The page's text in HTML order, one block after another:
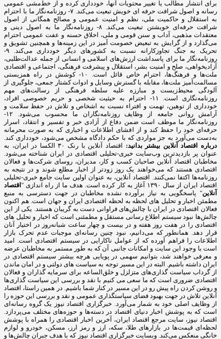
برای انتشار مطالب یا تغییر محتویات آنها، خودداری کرده و از خط‌مشی عمومی
رسانه و اصول شرافت حرفه ای خویش تبعیت می‌کند. ۷- روزنامه‌نگار ما با احترام
به استقلال و حاکمیت ملی، نظم و امنیت عمومی و مصالح همگانی از اصول
شرافت حرفه‌ای خویشتن تبعیت می‌کند. ۸- روزنامه‌نگار ما به اصول دینی و
معتقدات مذهبی، آداب و سنن قومی و ملی، اخلاق حسنه و عفت عمومی احترام
می‌گذارد و از گرایش به تبعیض خصومت آمیز در این زمینه‌ها و همچنین تشویق و
تحریک به جنگ تجاوزکارانه نسبت به کشورهای دیگر خودداری می‌کند. ۹-
روزنامه‌نگار ما برای پاسداشت ارزش‌های اسلامی و انسانی از جمله عدالت‌طلبی،
آزادیخواهی، صلح و امنیت بشر، استقلال و پیشرفت فرهنگی، اجتماعی و اقتصادی
ملت‌ها و فرهنگ‌ها، احترام خاص قائل است. ۱۰- کوشش در راه همزیستی
مسالمت‌آمیز ملت‌ها، مقابله با گسترش وسایل و ادوات کشتار جمعی، جلوگیری از
آلودگی محیط‌زیست و مبارزه علیه سلطه فرهنگی از رسالت‌های مهم
روزنامه‌نگاری است. ۱۱- احترام به حیثیت شخصی و حریم خصوصی افراد،
خودداری از توهین، تهمت و افتراء نسبت به اشخاص و تلاش در حفظ سلامت و
آرامش روانی جامعه از وظایف روزنامه‌نگاران ما محسوب می‌شود. ۱۲-
روزنامه‌نگار ما موظف است ضمن دفاع از آزادی خبر و تفسیر و انتقاد، اسرار
حرفه‌ای خود را حفظ کند و از افشای اطلاعات و اخباری که به صورت محرمانه
به‌دست می‌آورد به جز مواردی که با حکم دادگاه مشخص می‌شود، خودداری کند.
درباره اقتصاد آنلاین بیشتر بدانید:
اقتصاد آنلاین با رنک ۳۰ الکسا در ایران، به
عنوان پر بازدیدترین وب‌سایت خبری-تحلیلی اقتصادی در ایران شناخته می‌شود.
مخاطبان اقتصاد آنلاین صاحبان کسب و کار، مدیران، روسای شرکت‌ها و فعالان
اقتصادی هستند که می‌خواهند یک روز زودتر از اخبار مطلع شوند و در نتیجه به
روزنامه‌ها اکتفا نمی‌کنند. اقتصاد آنلاین، به عنوان اولین سایت جامع خبری-تحلیلی
اقتصاد ایران از سال ۱۳۹۰ آغاز به کار کرده است. هدف ما از راه اندازی "
اقتصاد
آنلاین" پاسخگویی به نیاز برآورده نشده مخاطبان در جهت دسترسی به منبع
مطمئن اخبار و تحلیل های لحظه به لحظه اقتصادی ایران و جهان است. هم اکنون
فعالان اقتصادی در ایران با چالش‌های فراوانی دست به گریبان هستند. یکی از این
چالش‌ها نبود سیستم اطلاع رسانی مستقل و مطمئنی است که اخبار و تحلیل های
اقتصادی را در هفت روز هفته و در بیست و چهار ساعت شبانه‌روز در اختیار آنان
قرار دهد. همانطور که می‌دانیم، نبود چنین رسانه‌ای موجبات عدم تحرک بازار
اطلاعات را فراهم آورده که از عوامل ناکارایی در سیستم اقتصادی است. امید
است با وجود این سایت و امکانات جانبی آن که به طور مستمر به مخاطبان عرضه
و معرفی خواهند شد، بتوانیم سهمی در پویایی هرچه بیشتر سیستم اقتصادی در
ایران داشته باشیم. البته در این مسیر توجه به سیاست های دولتی و در امان ماندن
از گرداب سیاست گذاری‌های متزلزل و خلق‌الساعه برای سرمایه گذاران و فعالان
اقتصادی ضروری است که ما سعی می کنیم با نقد و بررسی این سیاست گذاری‌ها
و روشن کردن راه پیش رو در این مسیر در کنار شما باشیم. در همین راستا، اقتصاد
آنلاین تلاش در جهت بهبود فضای سیاستگذاری عمومی و نقد و بررسی این حوزه را
از وظایف اصلی خود به شمار می‌آورد. خبرگزاری اقتصاد نیوز یک گروه رسانه‌ای
است که به پوشش اخبار دنیای اقتصاد در دسته‌ها و حوزه‌های مختلف می‌پردازد.
اقتصاد نیوز، سایت مرجع اقتصاد ایران، آخرین اخبار اقتصادی را همراه با پوشش
لحظه‌ای قیمت‌ها در بازارهای طلا، سکه، ارز و رمز ارز، مسکن، خودرو و لوازم
خانگی منعکس می‌کند. وبسایت خبرگزاری اقتصاد نیوز که با هدف جبران چالش‌ها و